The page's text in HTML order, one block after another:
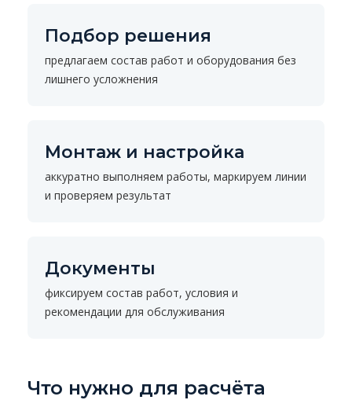
Подбор решения
предлагаем состав работ и оборудования без
лишнего усложнения
Монтаж и настройка
аккуратно выполняем работы, маркируем линии
и проверяем результат
Документы
фиксируем состав работ, условия и
рекомендации для обслуживания
Что нужно для расчёта